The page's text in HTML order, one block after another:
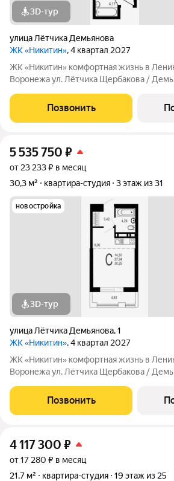
3D-тур
улица Лётчика Демьянова
ЖК «Никитин», 4 квартал 2027
ЖК «Никитин» комфортная жизнь в Ленинском районе
Воронежа ул. Лётчика Щербакова / Демьянова Ленинский
Современный жилой комплекс в тихом
цирк, парк им. Дурова, ТЦ,
Позвонить
5 535 750 ₽
от 23 233 ₽ в месяц
30,3 м²
квартира-студия 3 этаж из 31
новостройка
3D-тур
улица Лётчика Демьянова,1
ЖК «Никитин», 4 квартал 2027
ЖК «Никитин» комфортная жизнь в Ленинском районе
Воронежа ул. Лётчика Щербакова / Демьянова Ленинский
Современный жилой комплекс в тихом
цирк, парк им. Дурова, ТЦ,
Позвонить
4 117 300 ₽
от 17 280 ₽ в месяц
21,7 м²
квартира-студия 19 этаж из 25